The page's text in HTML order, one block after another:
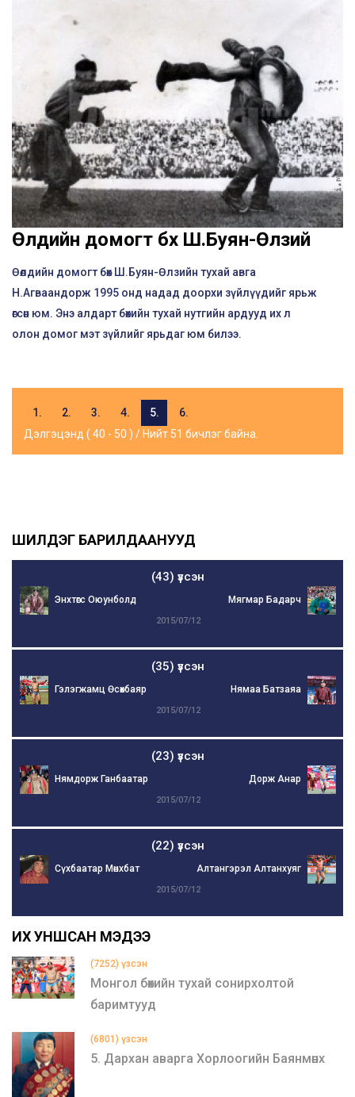
Өөлдийн домогт бөх Ш.Буян-Өлзий
Өөлдийн домогт бөх Ш.Буян-Өлзийн тухай авга
Н.Агваандорж 1995 онд надад доорхи зүйлүүдийг ярьж
өгсөн юм. Энэ алдарт бөхийн тухай нутгийн ардууд их л
олон домог мэт зүйлийг ярьдаг юм билээ.
1. 2. 3. 4. 5.
6.
Дэлгэцэнд ( 40 - 50 ) / Нийт 51 бичлэг байна.
ШИЛДЭГ БАРИЛДААНУУД
(43) үзсэн
Энхтөгс Оюунболд Мягмар Бадарч
2015/07/12
(35) үзсэн
Гэлэгжамц Өсөхбаяр Нямаа Батзаяа
2015/07/12
(23) үзсэн
Нямдорж Ганбаатар Дорж Анар
2015/07/12
(22) үзсэн
Сүхбаатар Мөнхбат Алтангэрэл Алтанхуяг
2015/07/12
ИХ УНШСАН МЭДЭЭ
(7252) үзсэн
Монгол бөхийн тухай сонирхолтой
баримтууд
(6801) үзсэн
5. Дархан аварга Хорлоогийн Баянмөнх